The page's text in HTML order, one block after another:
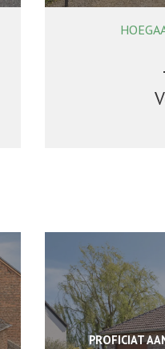
148
PROFICIAT